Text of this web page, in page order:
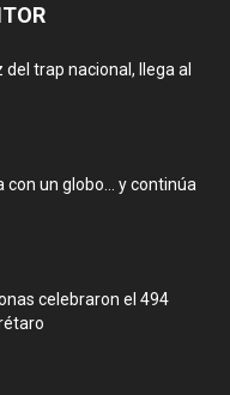
del trap nacional, llega al
con un globo… y continúa
celebraron el 494